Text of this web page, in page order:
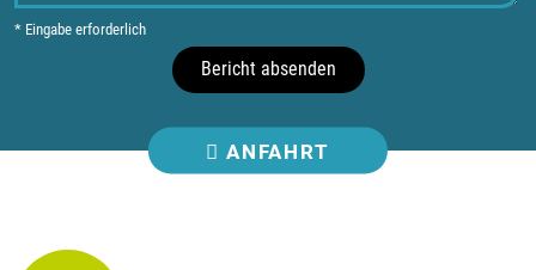
* Eingabe erforderlich
Bericht absenden
ANFAHRT